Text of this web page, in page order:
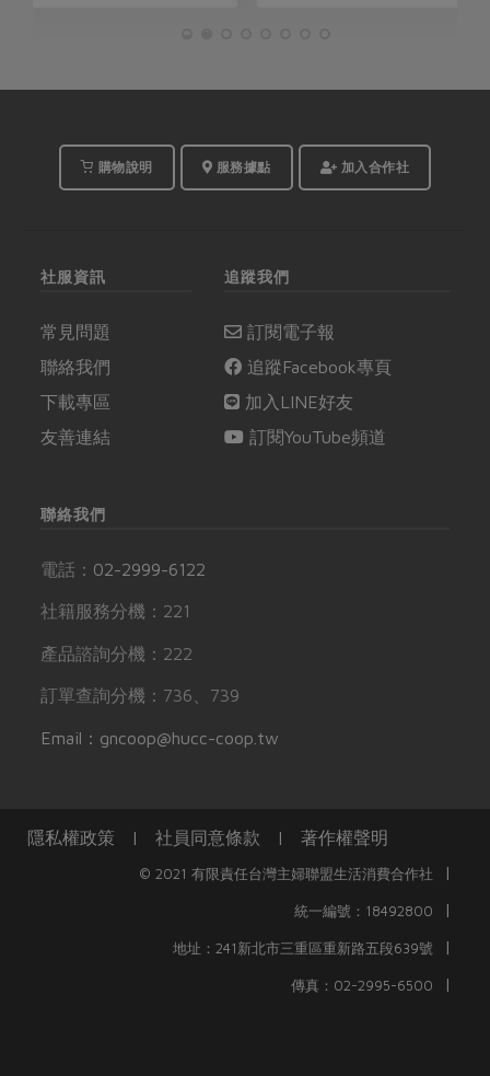
購物說明 服務據點 加入合作社
社服資訊
常見問題
聯絡我們
下載專區
友善連結
追蹤我們
訂閱電子報
追蹤Facebook專頁
加入LINE好友
訂閱YouTube頻道
聯絡我們
電話： 02-2999-6122
社籍服務分機：221
產品諮詢分機：222
訂單查詢分機：736、739
Email：gncoop@hucc-coop.tw
隱私權政策 | 社員同意條款 | 著作權聲明
© 2021 有限責任台灣主婦聯盟生活消費合作社 |
統一編號：18492800 |
地址：241新北市三重區重新路五段639號 |
傳真：02-2995-6500 |